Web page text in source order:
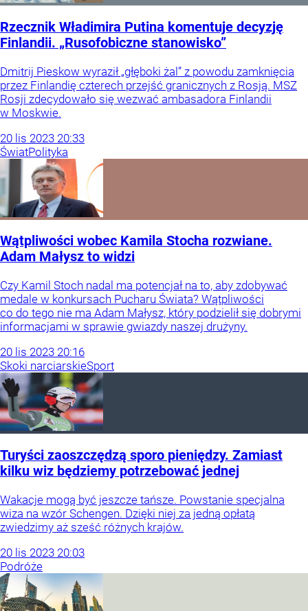
Rzecznik Władimira Putina komentuje decyzję
Finlandii. „Rusofobiczne stanowisko”
Dmitrij Pieskow wyraził „głęboki żal” z powodu zamknięcia
przez Finlandię czterech przejść granicznych z Rosją. MSZ
Rosji zdecydowało się wezwać ambasadora Finlandii
w Moskwie.
20 lis 2023 20:33
ŚwiatPolityka
Wątpliwości wobec Kamila Stocha rozwiane.
Adam Małysz to widzi
Czy Kamil Stoch nadal ma potencjał na to, aby zdobywać
medale w konkursach Pucharu Świata? Wątpliwości
co do tego nie ma Adam Małysz, który podzielił się dobrymi
informacjami w sprawie gwiazdy naszej drużyny.
20 lis 2023 20:16
Skoki narciarskieSport
Turyści zaoszczędzą sporo pieniędzy. Zamiast
kilku wiz będziemy potrzebować jednej
Wakacje mogą być jeszcze tańsze. Powstanie specjalna
wiza na wzór Schengen. Dzięki niej za jedną opłatą
zwiedzimy aż sześć różnych krajów.
20 lis 2023 20:03
Podróże